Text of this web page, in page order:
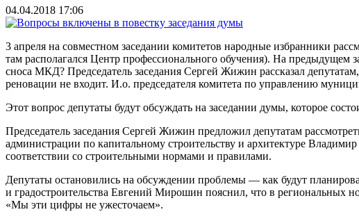
04.04.2018 17:06
3 апреля на совместном заседании комитетов народные избранники
там располагался Центр профессионального обучения). На предыдущем
сноса МКД? Председатель заседания Сергей Жижин рассказал
реновации не входит. И.о. председателя комитета по управлению
Этот вопрос депутаты будут обсуждать на заседании думы, которое
Председатель заседания Сергей Жижин предложил депутатам
администрации по капитальному строительству и архитектуре
соответствии со строительными нормами и правилами.
Депутаты остановились на обсуждении проблемы — как будут
и градостроительства Евгений Мирошин пояснил, что в региональных
«Мы эти цифры не ужесточаем».